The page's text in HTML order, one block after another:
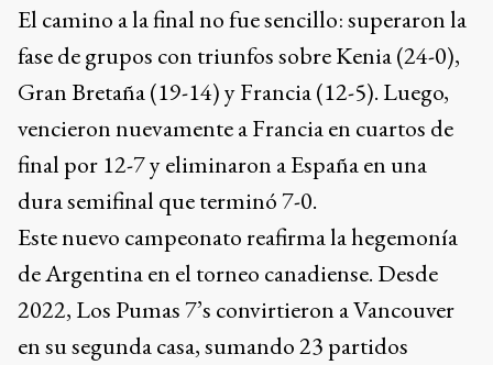
El camino a la final no fue sencillo: superaron la
fase de grupos con triunfos sobre Kenia (24-0),
Gran Bretaña (19-14) y Francia (12-5). Luego,
vencieron nuevamente a Francia en cuartos de
final por 12-7 y eliminaron a España en una
dura semifinal que terminó 7-0.
Este nuevo campeonato reafirma la hegemonía
de Argentina en el torneo canadiense. Desde
2022, Los Pumas 7’s convirtieron a Vancouver
en su segunda casa, sumando 23 partidos